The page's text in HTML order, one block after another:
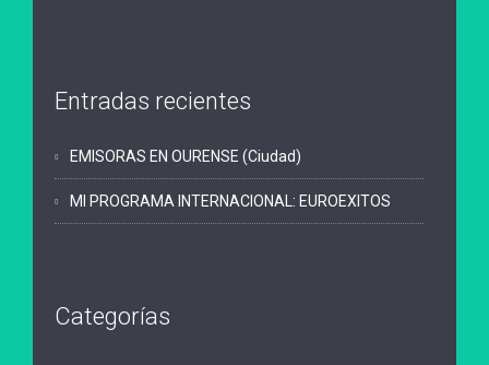
Entradas recientes
EMISORAS EN OURENSE (Ciudad)
MI PROGRAMA INTERNACIONAL: EUROEXITOS
Categorías